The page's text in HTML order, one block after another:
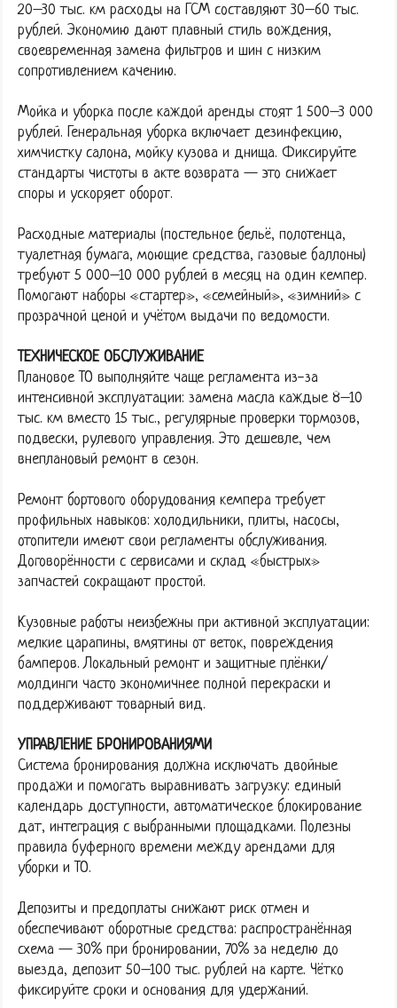
20–30 тыс. км расходы на ГСМ составляют 30–60 тыс.
рублей. Экономию дают плавный стиль вождения,
своевременная замена фильтров и шин с низким
сопротивлением качению.
Мойка и уборка после каждой аренды стоят 1 500–3 000
рублей. Генеральная уборка включает дезинфекцию,
химчистку салона, мойку кузова и днища. Фиксируйте
стандарты чистоты в акте возврата — это снижает
споры и ускоряет оборот.
Расходные материалы (постельное бельё, полотенца,
туалетная бумага, моющие средства, газовые баллоны)
требуют 5 000–10 000 рублей в месяц на один кемпер.
Помогают наборы «стартер», «семейный», «зимний» с
прозрачной ценой и учётом выдачи по ведомости.
ТЕХНИЧЕСКОЕ ОБСЛУЖИВАНИЕ
Плановое ТО выполняйте чаще регламента из-за
интенсивной эксплуатации: замена масла каждые 8–10
тыс. км вместо 15 тыс., регулярные проверки тормозов,
подвески, рулевого управления. Это дешевле, чем
внеплановый ремонт в сезон.
Ремонт бортового оборудования кемпера требует
профильных навыков: холодильники, плиты, насосы,
отопители имеют свои регламенты обслуживания.
Договорённости с сервисами и склад «быстрых»
запчастей сокращают простой.
Кузовные работы неизбежны при активной эксплуатации:
мелкие царапины, вмятины от веток, повреждения
бамперов. Локальный ремонт и защитные плёнки/
молдинги часто экономичнее полной перекраски и
поддерживают товарный вид.
УПРАВЛЕНИЕ БРОНИРОВАНИЯМИ
Система бронирования должна исключать двойные
продажи и помогать выравнивать загрузку: единый
календарь доступности, автоматическое блокирование
дат, интеграция с выбранными площадками. Полезны
правила буферного времени между арендами для
уборки и ТО.
Депозиты и предоплаты снижают риск отмен и
обеспечивают оборотные средства: распространённая
схема — 30% при бронировании, 70% за неделю до
выезда, депозит 50–100 тыс. рублей на карте. Чётко
фиксируйте сроки и основания для удержаний.